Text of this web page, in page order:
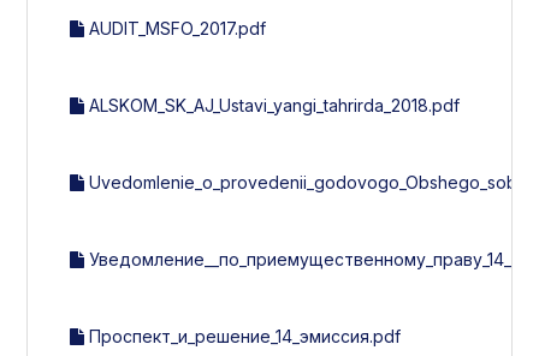
AUDIT_MSFO_2017.pdf
ALSKOM_SK_AJ_Ustavi_yangi_tahrirda_2018.pdf
Проспект_и_решение_14_эмиссия.pdf